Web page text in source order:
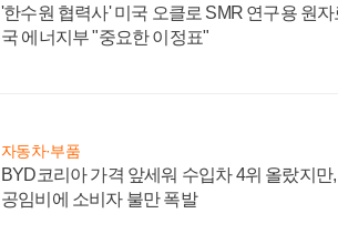
'한수원 협력사' 미국 오클로 SMR 연구용 원자
국 에너지부 "중요한 이정표"
자동차·부품
BYD코리아 가격 앞세워 수입차 4위 올랐지만
공임비에 소비자 불만 폭발